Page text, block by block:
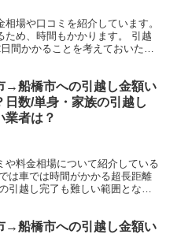
場や口コミを紹介しています。
ため、時間もかかります。 引越
間かかることを考えておいた方
→船橋市への引越し金額い
日数/単身・家族の引越し
業者は？
料金相場について紹介している
は車では時間がかかる超長距離
引越し完了も難しい範囲となり
→船橋市への引越し金額い